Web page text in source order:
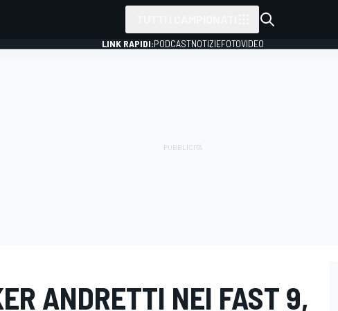
LINK RAPIDI:PODCASTNOTIZIEFOTOVIDEO
ANDRETTI NEI FAST 9,